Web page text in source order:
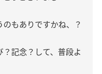
もありですかね、？
記念？して、普段よ